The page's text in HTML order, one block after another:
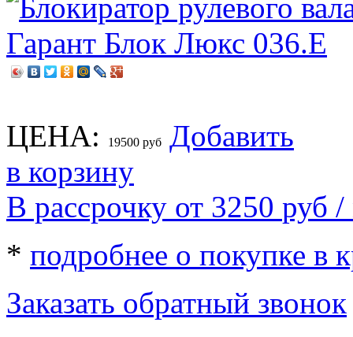
ЦЕНА: 19500 руб
Добавить
в корзину
В рассрочку от 3250 руб /
* подробнее о покупке в
Заказать обратный звонок